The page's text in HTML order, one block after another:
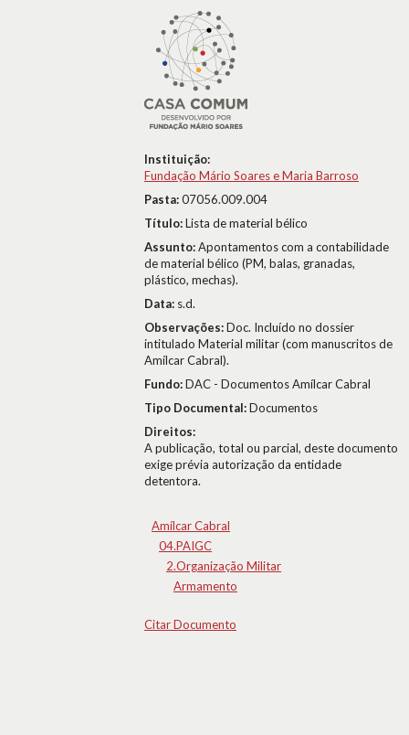
Instituição:
Fundação Mário Soares e Maria Barroso
Pasta:07056.009.004
Título:Lista de material bélico
Assunto:Apontamentos com a contabilidade
de material bélico (PM, balas, granadas,
plástico, mechas).
Data: s.d.
Observações:Doc. Incluído no dossier
intitulado Material militar (com manuscritos de
Amílcar Cabral).
Fundo:DAC - Documentos Amílcar Cabral
Tipo Documental:Documentos
Direitos:
A publicação, total ou parcial, deste documento
exige prévia autorização da entidade
detentora.
Amílcar Cabral
04.PAIGC
2.Organização Militar
Armamento
Citar Documento